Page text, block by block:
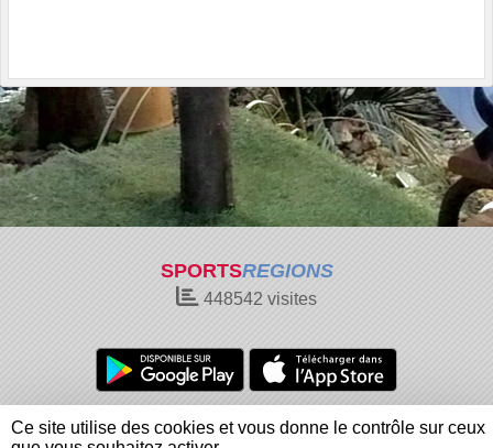
SPORTSREGIONS
448542 visites
Charte cookies
Gestion des cookies
Ce site utilise des cookies et vous donne le contrôle sur ceux